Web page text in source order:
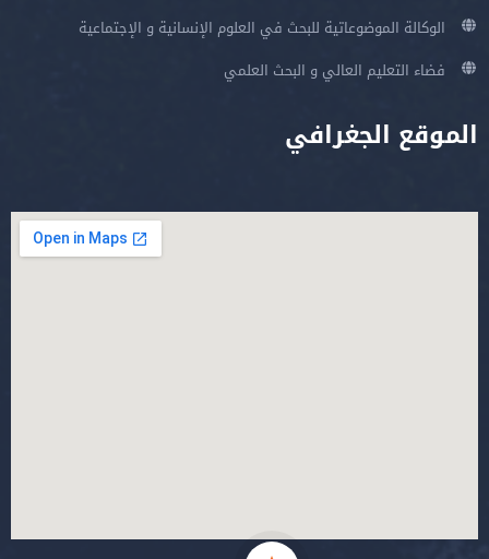
الوكالة الموضوعاتية للبحث في العلوم الإنسانية و الإجتماعية
فضاء التعليم العالي و البحث العلمي
الموقع الجغرافي